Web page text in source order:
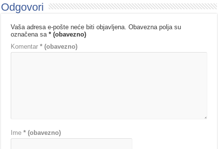
Odgovori
Vaša adresa e-pošte neće biti objavljena. Obavezna polja su
označena sa* (obavezno)
Komentar* (obavezno)
Ime* (obavezno)